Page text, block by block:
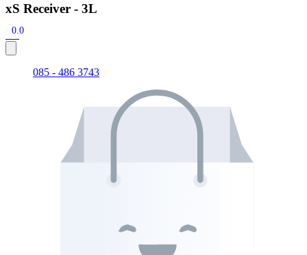
xS Receiver - 3L
0.0
085 - 486 3743